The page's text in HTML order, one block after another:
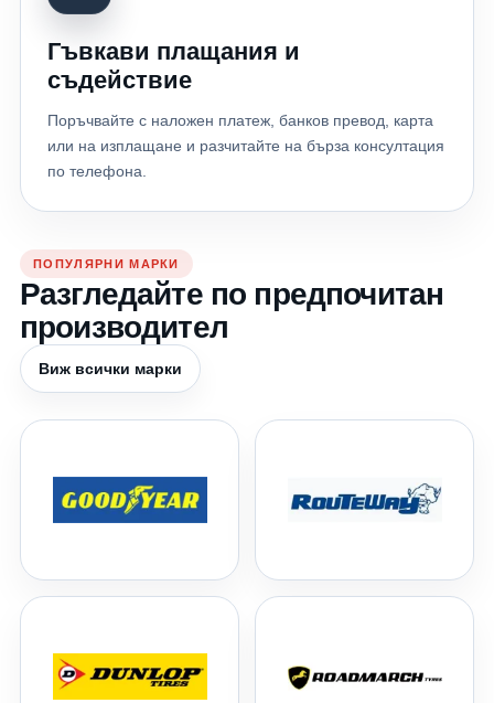
Гъвкави плащания и
съдействие
Поръчвайте с наложен платеж, банков превод, карта
или на изплащане и разчитайте на бърза консултация
по телефона.
ПОПУЛЯРНИ МАРКИ
Разгледайте по предпочитан
производител
Виж всички марки